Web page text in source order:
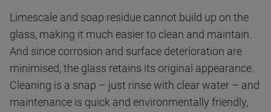
Limescale and soap residue cannot build up on the
glass, making it much easier to clean and maintain.
And since corrosion and surface deterioration are
minimised, the glass retains its original appearance.
Cleaning is a snap – just rinse with clear water – and
maintenance is quick and environmentally friendly,